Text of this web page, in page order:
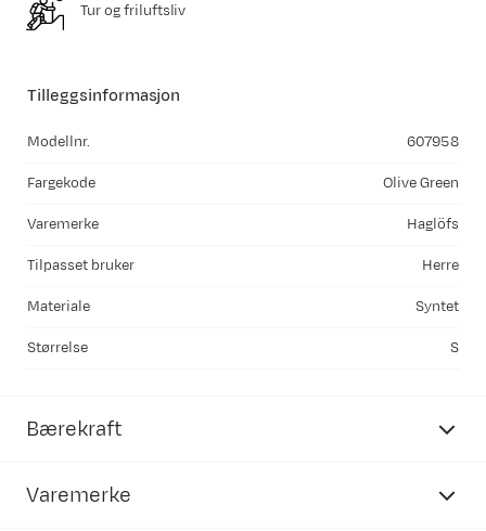
Tilleggsinformasjon
Modellnr. 607958
Fargekode Olive Green
Varemerke Haglöfs
Tilpasset bruker Herre
Materiale Syntet
Størrelse S
Tur og friluftsliv
Bærekraft
Varemerke